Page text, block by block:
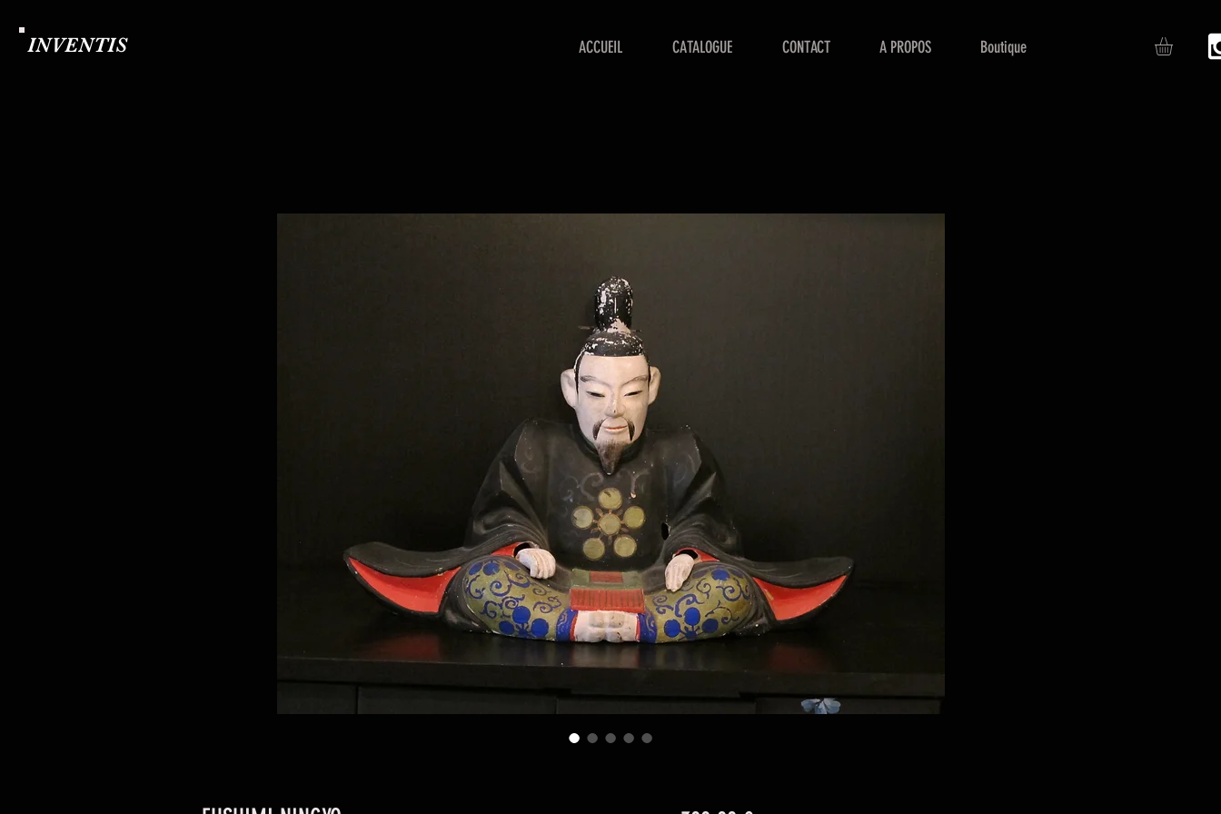
ACCUEIL CATALOGUE CONTACT A PROPOS Boutique
INVENTIS